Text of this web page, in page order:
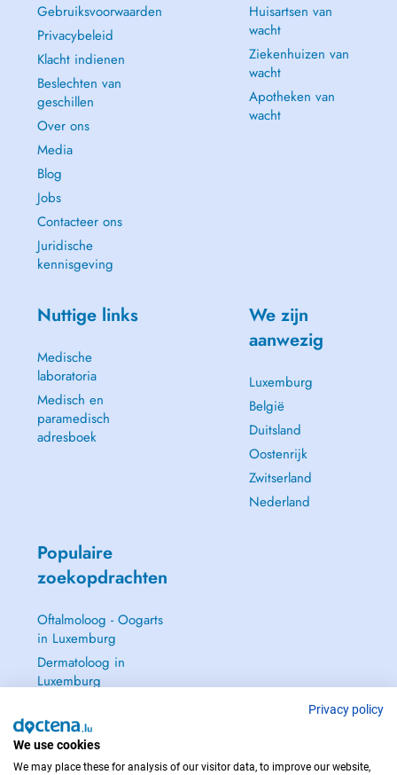
Gebruiksvoorwaarden
Privacybeleid
Klacht indienen
Beslechten van
geschillen
Over ons
Media
Blog
Jobs
Contacteer ons
Juridische
kennisgeving
Huisartsen van
wacht
Ziekenhuizen van
wacht
Apotheken van
wacht
Nuttige links
Medische
laboratoria
Medisch en
paramedisch
adresboek
We zijn
aanwezig
Luxemburg
België
Duitsland
Oostenrijk
Zwitserland
Nederland
Populaire
zoekopdrachten
Oftalmoloog - Oogarts
in Luxemburg
Dermatoloog in
Luxemburg
Gynaecoloog in
Luxemburg
Zie alle →
Privacy policy
We use cookies
We may place these for analysis of our visitor data, to improve our website,